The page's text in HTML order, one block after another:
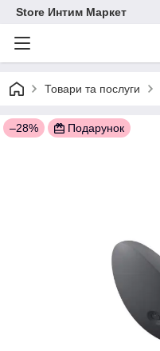
Store Интим Маркет
Товари та послуги
–28% Подарунок